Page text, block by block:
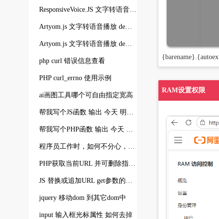
ResponsiveVoice.JS 文字转语音播放 demo帮我写个页面
Artyom.js 文字转语音播放 demo帮我写个页面
Artyom.js 文字转语音播放 demo帮我写个页面
php curl 错误信息查看
PHP curl_errno 使用示例
ai画图工具哪个可自由指定宽高
帮我写个JS函数 输出 今天 明天 后天 本周 下周 本月 下月 带日期参数的按钮组
帮我写个PHP函数 输出 今天 明天 后天 本周 下周 本月 下月 带日期URL参数的按钮组
程序员工作时，如何不分心，不看手机，不看抖音
PHP获取当前URL 并可删除指定GET参数的函数帮我写下
JS 替换或追加URL get参数的函数
jquery 移动dom 到其它dom中
input 输入框光标属性 如何去掉
RAM设置权限